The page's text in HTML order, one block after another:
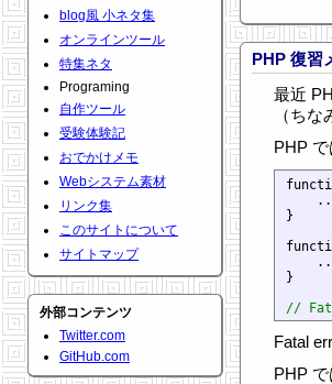
blog風 小ネタ集
オンラインツール
特集ネタ
Programing
自作ツール
受験体験記
おでかけメモ
Webシステム素材
リンク集
このサイトについて
サイトマップ
外部コンテンツ
Twitter.com
GitHub.com
PHP 復習
最近
（ち
PHP
}
}
//
Fatal
PHP